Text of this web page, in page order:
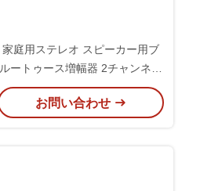
家庭用ステレオ スピーカー用ブ
ルートゥース増幅器 2チャンネル
ミニクラスDオーディオステレオ
受信機
お問い合わせ